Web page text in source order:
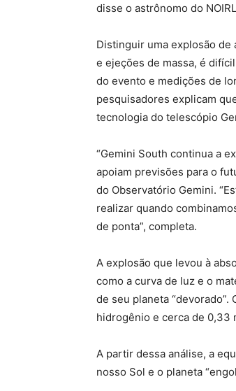
disse o astrônomo do
Distinguir uma explosão
e ejeções de massa, é
do evento e medições de
pesquisadores explicam
tecnologia do telescópio
“Gemini South continua a
apoiam previsões para o
do Observatório Gemini.
realizar quando
de ponta”, completa.
A explosão que levou à
como a curva de luz e o
de seu planeta
hidrogênio e cerca de 0,33
A partir dessa análise, a
nosso Sol e o planeta